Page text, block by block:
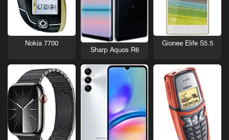
Gionee Elife S5.5
Sharp Aquos R6
Nokia 7700